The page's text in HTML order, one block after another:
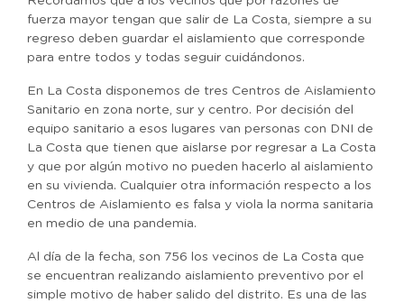
fuerza mayor tengan que salir de La Costa, siempre a su
regreso deben guardar el aislamiento que corresponde
para entre todos y todas seguir cuidándonos.
En La Costa disponemos de tres Centros de Aislamiento
Sanitario en zona norte, sur y centro. Por decisión del
equipo sanitario a esos lugares van personas con DNI de
La Costa que tienen que aislarse por regresar a La Costa
y que por algún motivo no pueden hacerlo al aislamiento
en su vivienda. Cualquier otra información respecto a los
Centros de Aislamiento es falsa y viola la norma sanitaria
en medio de una pandemia.
Al día de la fecha, son 756 los vecinos de La Costa que
se encuentran realizando aislamiento preventivo por el
simple motivo de haber salido del distrito. Es una de las